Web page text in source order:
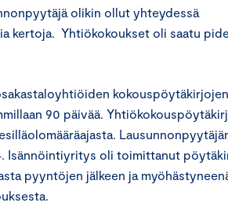
olikin ollut yhteydessä
kertoja. Yhtiökokoukset oli saatu
kokouspöytäkirjojen
90 päivää.
Isännöintiyritys oli toimittanut
pyyntöjen jälkeen ja